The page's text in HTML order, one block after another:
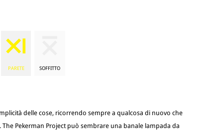
PARETE SOFFITTO
delle cose, ricorrendo sempre a qualcosa di nuovo che
Pekerman Project può sembrare una banale lampada da